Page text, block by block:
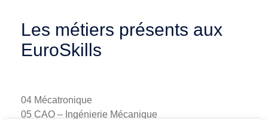
Les métiers présents aux
EuroSkills
04 Mécatronique
05 CAO – Ingénierie Mécanique